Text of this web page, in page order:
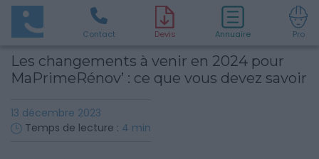
Contact Devis Annuaire Pro
Les changements à venir en 2024 pour
MaPrimeRénov’ : ce que vous devez savoir
13 décembre 2023
Temps de lecture : 4 min